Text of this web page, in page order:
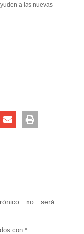
a las nuevas
no será
con *